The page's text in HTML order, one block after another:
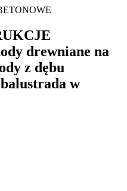
drewniane na
z dębu
w